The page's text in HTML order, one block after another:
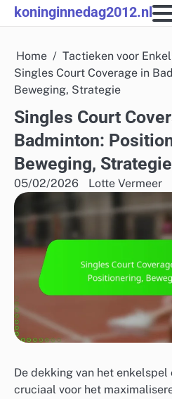
Skip
to
koninginnedag2012.nl
Home
Tactieken voor
Singles Court Coverage in
Beweging, Strategie
Singles Court
Badminton:
Beweging, Strategie
05/02/2026 Lotte Vermeer
De dekking van het
cruciaal voor het